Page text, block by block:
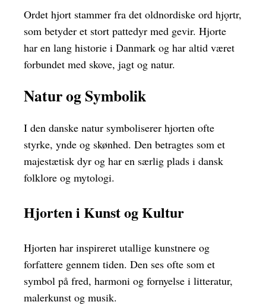
Ordet hjort stammer fra det oldnordiske ord hjǫrtr,
som betyder et stort pattedyr med gevir. Hjorte
har en lang historie i Danmark og har altid været
forbundet med skove, jagt og natur.
Natur og Symbolik
I den danske natur symboliserer hjorten ofte
styrke, ynde og skønhed. Den betragtes som et
majestætisk dyr og har en særlig plads i dansk
folklore og mytologi.
Hjorten i Kunst og Kultur
Hjorten har inspireret utallige kunstnere og
forfattere gennem tiden. Den ses ofte som et
symbol på fred, harmoni og fornyelse i litteratur,
malerkunst og musik.